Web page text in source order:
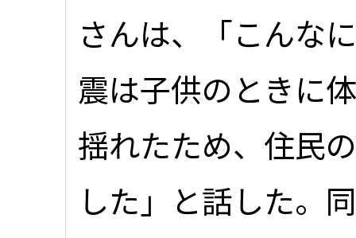
さんは、「こんな
震は子供のときに
揺れたため、住民
した」と話した。